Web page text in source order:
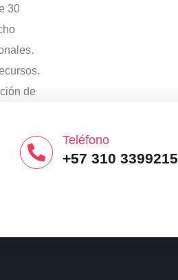
30
de
Teléfono
+57 310 3399215